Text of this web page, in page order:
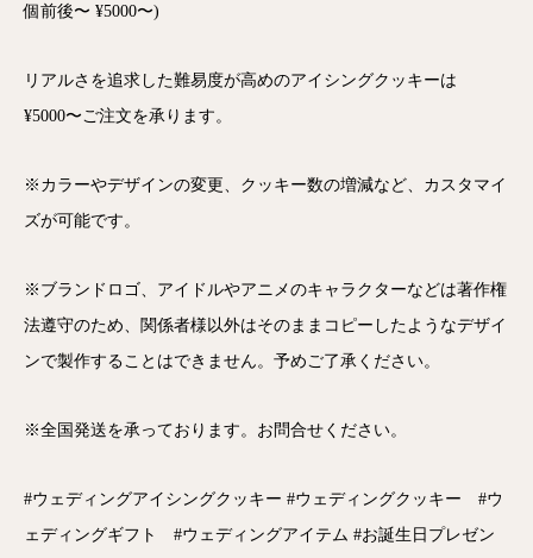
個前後〜 ¥5000〜)
リアルさを追求した難易度が高めのアイシングクッキーは
¥5000〜ご注文を承ります。
※カラーやデザインの変更、クッキー数の増減など、カスタマイ
ズが可能です。
※ブランドロゴ、アイドルやアニメのキャラクターなどは著作権
法遵守のため、関係者様以外はそのままコピーしたようなデザイ
ンで製作することはできません。予めご了承ください。
※全国発送を承っております。お問合せください。
#ウェディングアイシングクッキー #ウェディングクッキー #ウ
ェディングギフト #ウェディングアイテム #お誕生日プレゼン